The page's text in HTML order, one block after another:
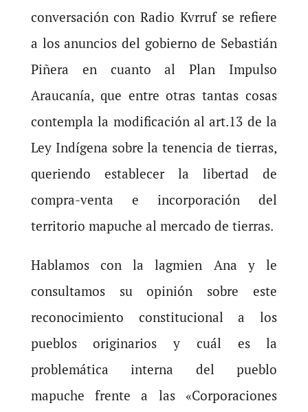
conversación con Radio Kvrruf se refiere
a los anuncios del gobierno de Sebastián
Piñera en cuanto al Plan Impulso
Araucanía, que entre otras tantas cosas
contempla la modificación al art.13 de la
Ley Indígena sobre la tenencia de tierras,
queriendo establecer la libertad de
compra-venta e incorporación del
territorio mapuche al mercado de tierras.
Hablamos con la lagmien Ana y le
consultamos su opinión sobre este
reconocimiento constitucional a los
pueblos originarios y cuál es la
problemática interna del pueblo
mapuche frente a las «Corporaciones